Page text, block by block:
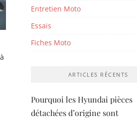
Entretien Moto
Essais
Fiches Moto
ARTICLES RÉCENTS
Pourquoi les Hyundai pièces
détachées d’origine sont